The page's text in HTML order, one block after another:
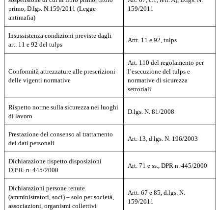
primo, D.lgs. N.159/2011 (Legge
antimafia)
159/2011
Insussistenza condizioni previste dagli
art. 11 e 92 del tulps
Artt. 11 e 92, tulps
Conformità attrezzature alle prescrizioni
delle vigenti normative
Art. 110 del regolamento per
l’esecuzione del tulps e
normative di sicurezza
settoriali
Rispetto norme sulla sicurezza nei luoghi
di lavoro
D.lgs. N. 81/2008
Prestazione del consenso al trattamento
dei dati personali
Art. 13, d.lgs. N. 196/2003
Dichiarazionerispetto disposizioni
D.P.R. n. 445/2000
Art. 71 e ss., DPR n. 445/2000
Dichiarazioni persone tenute
(amministratori, soci) – solo per società,
associazioni, organismi collettivi
Artt. 67 e 85, d.lgs. N.
159/2011